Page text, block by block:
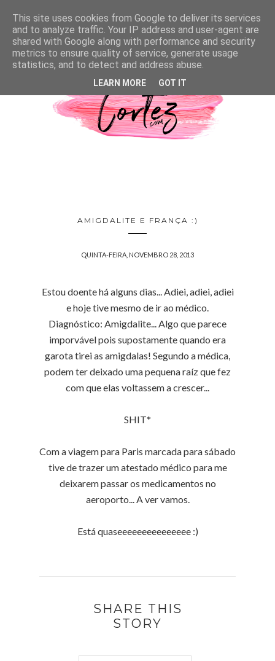
AMIGDALITE E FRANÇA :)
QUINTA-FEIRA, NOVEMBRO 28, 2013
Estou doente há alguns dias... Adiei, adiei, adiei
e hoje tive mesmo de ir ao médico.
Diagnóstico: Amigdalite... Algo que parece
imporvável pois supostamente quando era
garota tirei as amigdalas! Segundo a médica,
podem ter deixado uma pequena raíz que fez
com que elas voltassem a crescer...
SHIT*
Com a viagem para Paris marcada para sábado
tive de trazer um atestado médico para me
deixarem passar os medicamentos no
aeroporto... A ver vamos.
Está quaseeeeeeeeeeeeeee :)
SHARE THIS
STORY
This site uses cookies from Google to deliver its services
and to analyze traffic. Your IP address and user-agent are
shared with Google along with performance and security
metrics to ensure quality of service, generate usage
statistics, and to detect and address abuse.
LEARN MORE GOT IT